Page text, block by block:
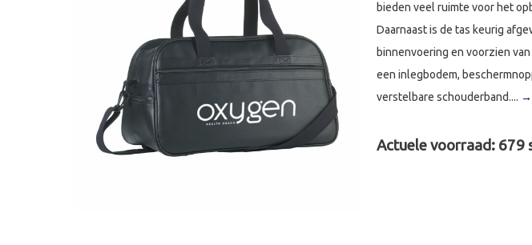
bieden veel ruimte voor het
Daarnaast is de tas keurig
binnenvoering en voorzien
een inlegbodem,
verstelbare schouderband.... →
Actuele voorraad: 679